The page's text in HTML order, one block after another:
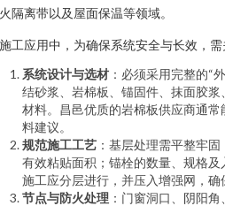
隔离带以及屋面保温等领域。
工应用中，为确保系统安全与长效，需
系统设计与选材 ：必须采用完整的“
结砂浆、岩棉板、锚固件、抹面胶
材料。昌邑优质的岩棉板供应商通
料建议。
规范施工工艺 ：基层处理需平整牢
有效粘贴面积；锚栓的数量、规格
施工应分层进行，并压入增强网，确
节点与防火处理 ：门窗洞口、阴阳